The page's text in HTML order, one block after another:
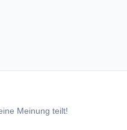
Meinung teilt!